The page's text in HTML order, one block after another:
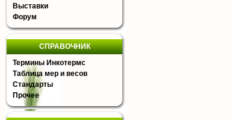
Выставки
Форум
СПРАВОЧНИК
Термины Инкотермс
Таблица мер и весов
Стандарты
Прочее